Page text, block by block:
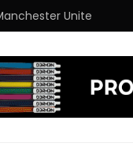
United defteri